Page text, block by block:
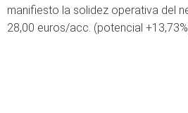
manifiesto la solidez operativa del
28,00 euros/acc. (potencial